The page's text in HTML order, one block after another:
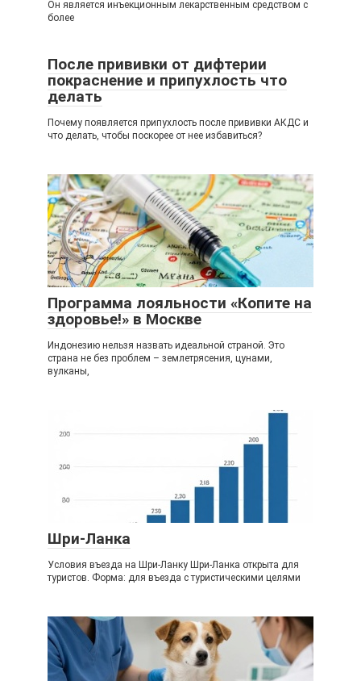
Он является инъекционным лекарственным средством с
более
После прививки от дифтерии
покраснение и припухлость что
делать
Почему появляется припухлость после прививки АКДС и
что делать, чтобы поскорее от нее избавиться?
Программа лояльности «Копите на
здоровье!» в Москве
Индонезию нельзя назвать идеальной страной. Это
страна не без проблем – землетрясения, цунами,
вулканы,
Шри-Ланка
Условия въезда на Шри-Ланку Шри-Ланка открыта для
туристов. Форма: для въезда с туристическими целями